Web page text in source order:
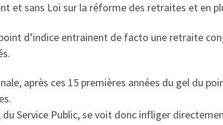
et sans Loi sur la réforme des retraites et en
d’indice entrainent de facto une retraite
après ces 15 premières années du gel du
Service Public, se voit donc infliger